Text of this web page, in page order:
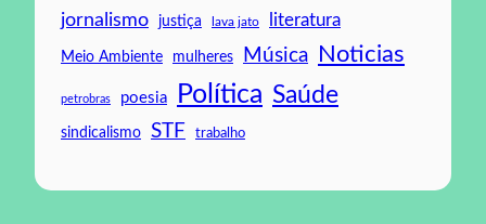
jornalismo justiça lava jato literatura
Meio Ambiente mulheres Música Noticias
petrobras poesia Política Saúde
sindicalismo STF trabalho